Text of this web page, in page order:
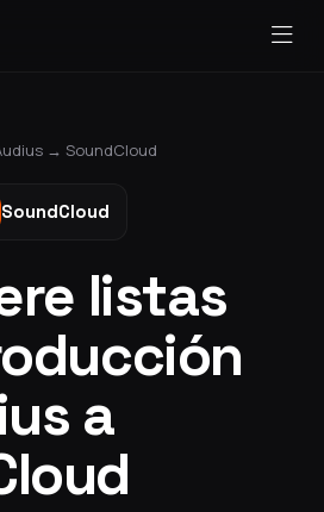
→ SoundCloud
SoundCloud
listas
a